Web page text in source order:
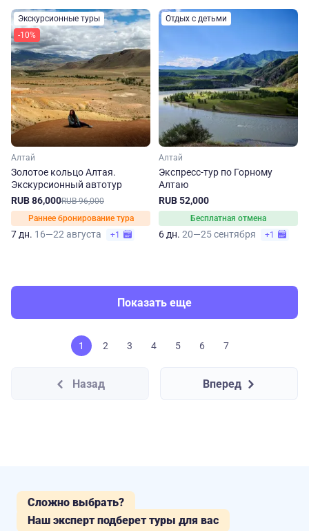
Экскурсионные туры
-10%
Алтай
Золотое кольцо Алтая.
Экскурсионный автотур
RUB 86,000RUB 96,000
Раннее бронирование тура
7 дн. 16—22 августа +1
Отдых с детьми
Алтай
Экспресс-тур по Горному
Алтаю
RUB 52,000
Бесплатная отмена
6 дн. 20—25 сентября +1
Показать еще
1 2 3 4 5 6 7
Назад Вперед
Сложно выбрать?
Наш эксперт подберет туры для вас